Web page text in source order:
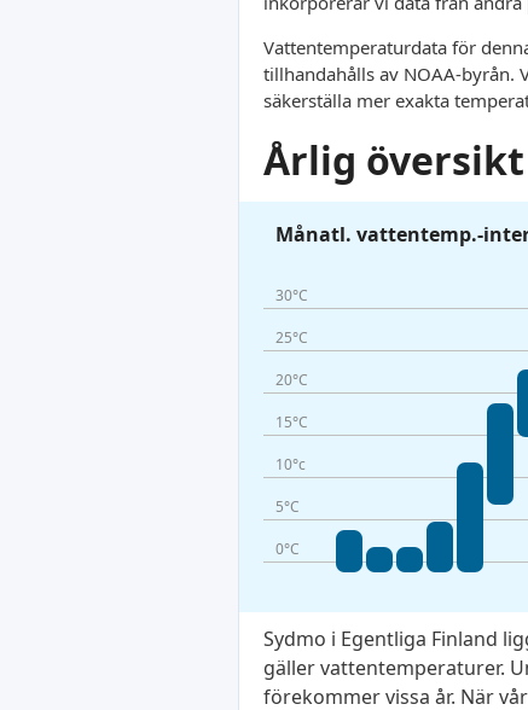
Vattentemperaturdata för
tillhandahålls av NOAA-byrån.
säkerställa mer exakta
Årlig
Månatl. vattentemp.-
30°C
25°C
20°C
15°C
10°c
5°C
0°C
Sydmo i Egentliga Finland
gäller vattentemperaturer.
förekommer vissa år. När